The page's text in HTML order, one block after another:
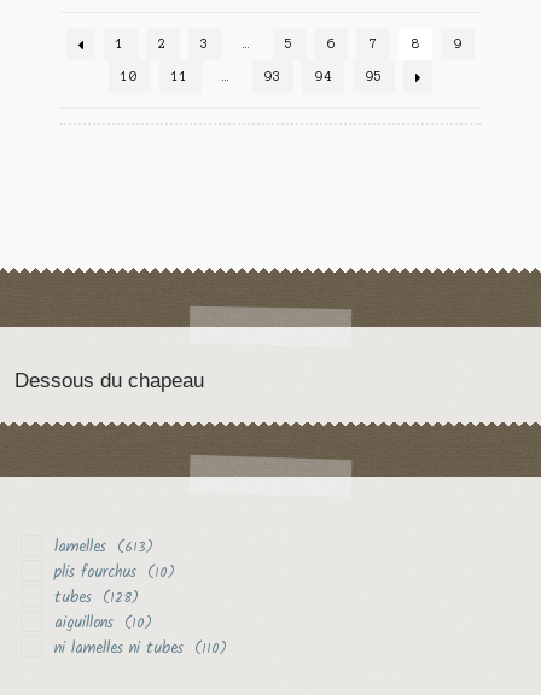
1 2 3 5 6 7 8 9
10 11 93 94 95
Dessous du chapeau
lamelles (613)
plis fourchus (10)
tubes (128)
aiguillons (10)
ni lamelles ni tubes (110)